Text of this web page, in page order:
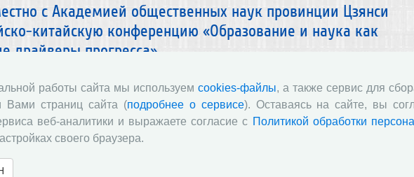
с Академией общественных наук провинции Цзянси
китайскую конференцию «Образование и наука как
драйверы прогресса»
22 июня 2026 года на базе Вологодского научного центра РАН состоится
российско-китайская конференция «Образование и наука как неэкономические
драйверы прогресса», организованная в рамках перекрестных Годов
российско-китайского сотрудничества в области образования 2026-2027.
работы сайта мы используем cookies-файлы, а также сервис для
Вами страниц сайта (подробнее о сервисе). Оставаясь на сайте, вы
веб-аналитики и выражаете согласие с Политикой обработки
своего браузера.